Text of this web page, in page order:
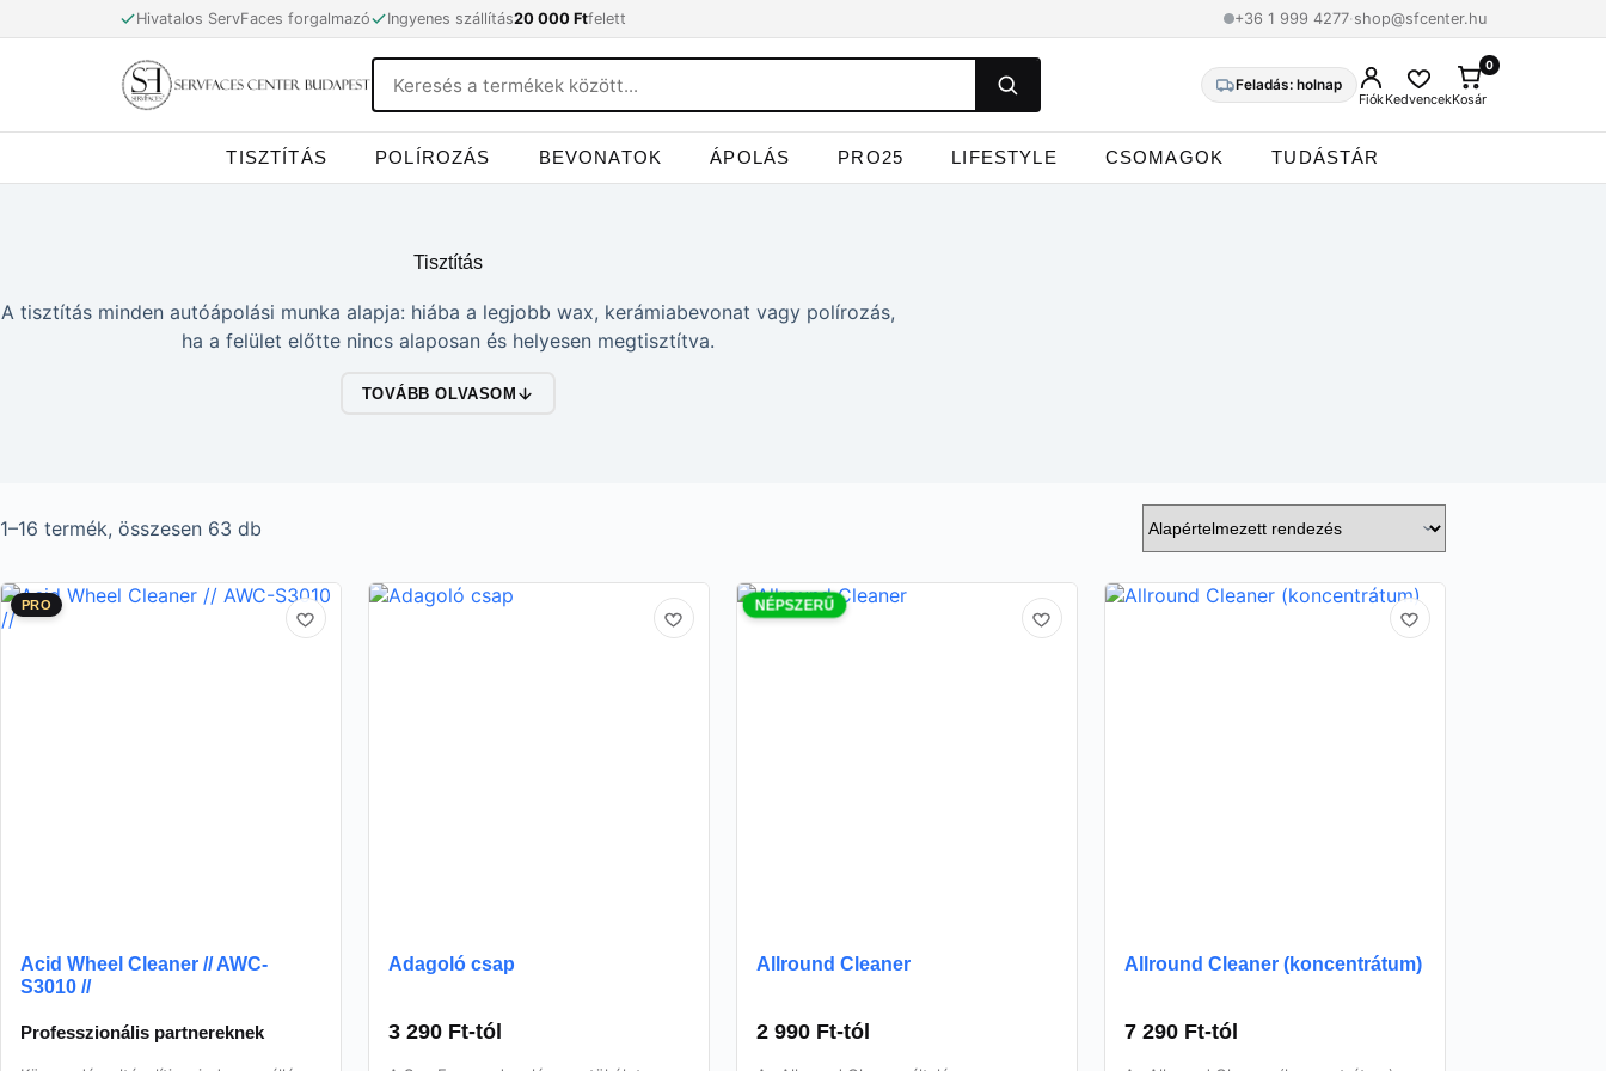
to
Hivatalos ServFaces forgalmazó Ingyenes szállítás20 000 Ftfelett +36 1 999 4277· shop@sfcenter.hu
Feladás: holnap
FiókKedvencekKosár
0
TISZTÍTÁS POLÍROZÁS BEVONATOK ÁPOLÁS PRO25 LIFESTYLE CSOMAGOK TUDÁSTÁR
Tisztítás
A tisztítás minden autóápolási munka alapja: hiába a legjobb wax, kerámiabevonat vagy polírozás,
ha a felület előtte nincs alaposan és helyesen megtisztítva.
TOVÁBB OLVASOM
1–16 termék, összesen 63 db
PRO
Acid Wheel Cleaner // AWC-
S3010 //
Professzionális partnereknek
Adagoló csap
3 290 Ft-tól
NÉPSZERŰ
Allround Cleaner
2 990 Ft-tól
Allround Cleaner (koncentrátum)
7 290 Ft-tól